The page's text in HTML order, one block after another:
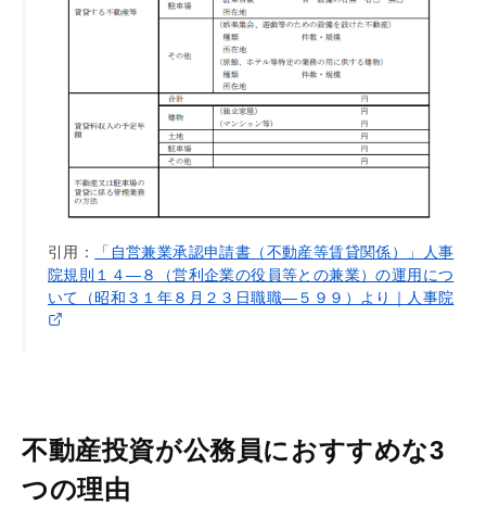
引用：
「自営兼業承認申請書（不動産等賃貸関係）」人事
院規則１４―８（営利企業の役員等との兼業）の運用につ
いて（昭和３１年８月２３日職職―５９９）より｜人事院
不動産投資が公務員におすすめな3
つの理由